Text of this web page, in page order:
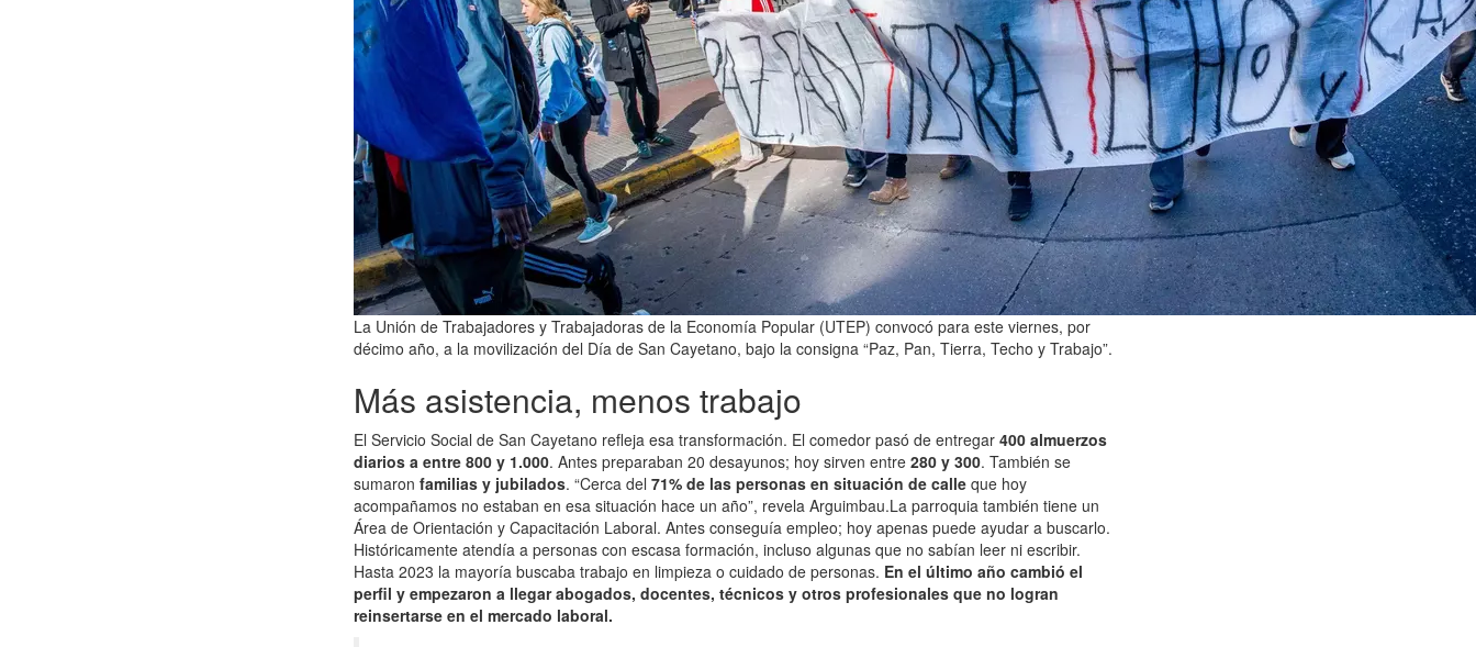
La Unión de Trabajadores y Trabajadoras de la Economía Popular (UTEP) convocó para este viernes, por
décimo año, a la movilización del Día de San Cayetano, bajo la consigna “Paz, Pan, Tierra, Techo y Trabajo”.
Más asistencia, menos trabajo
El Servicio Social de San Cayetano refleja esa transformación. El comedor pasó de entregar 400 almuerzos
diarios a entre 800 y 1.000. Antes preparaban 20 desayunos; hoy sirven entre 280 y 300. También se
sumaron familias y jubilados. “Cerca del 71% de las personas en situación de calle que hoy
acompañamos no estaban en esa situación hace un año”, revela Arguimbau.La parroquia también tiene un
Área de Orientación y Capacitación Laboral. Antes conseguía empleo; hoy apenas puede ayudar a buscarlo.
Históricamente atendía a personas con escasa formación, incluso algunas que no sabían leer ni escribir.
Hasta 2023 la mayoría buscaba trabajo en limpieza o cuidado de personas. En el último año cambió el
perfil y empezaron a llegar abogados, docentes, técnicos y otros profesionales que no logran
reinsertarse en el mercado laboral.